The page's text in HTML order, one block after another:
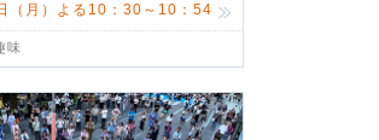
（月）よる10：30～10：54
味